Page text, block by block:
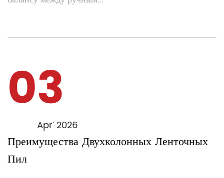
03
Apr’ 2026
Преимущества Двухколонных Ленточных
Пил